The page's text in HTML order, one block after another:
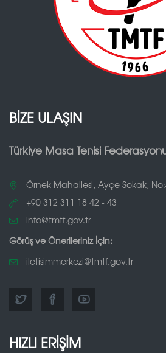
BİZE ULAŞIN
Türkiye Masa Tenisi
Örnek Mahallesi, Ayçe Sokak,
+90 312 311 18 42 - 43
info@tmtf.gov.tr
Görüş ve Önerileriniz İçin:
iletisimmerkezi@tmtf.gov.tr
HIZLI ERİŞİM